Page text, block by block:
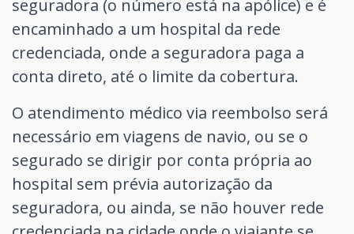
seguradora (o número está na apólice) e é
encaminhado a um hospital da rede
credenciada, onde a seguradora paga a
conta direto, até o limite da cobertura.
O atendimento médico via reembolso será
necessário em viagens de navio, ou se o
segurado se dirigir por conta própria ao
hospital sem prévia autorização da
seguradora, ou ainda, se não houver rede